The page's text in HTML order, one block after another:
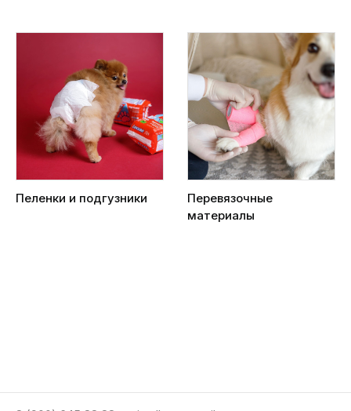
Пеленки и подгузники
Перевязочные
материалы